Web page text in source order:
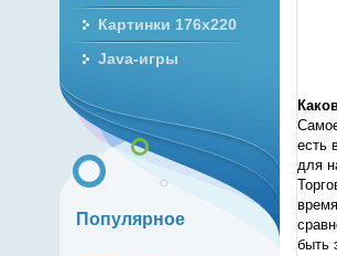
есть
для
быть
Картинки 176x220
Java-игры
Популярное